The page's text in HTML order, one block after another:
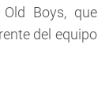
Boys, que
del equipo